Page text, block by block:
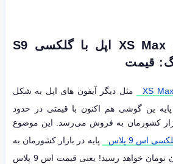
XS Max اپل با گلکسی S9
قیمت
مثل دیگر آیفون های اپل به شکل
ین گوشی هم اکنون با قیمتی در حدود
بازار کشورمان به فروش می‌رسد. این موضوع
اس 9 پلاس
پایه در بازار کشورمان به
چیزی در حدود 7.5 میلیون تومان خواهد رسید! یعنی قیمت اس 9 پلاس